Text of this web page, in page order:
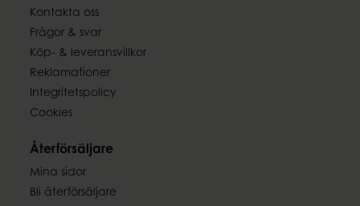
Kontakta oss
Frågor & svar
Köp- & leveransvillkor
Reklamationer
Integritetspolicy
Cookies
Återförsäljare
Mina sidor
Bli återförsäljare